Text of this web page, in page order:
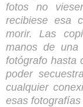
fotos no
recibiese esa
morir. Las
manos de
fotógrafo hasta
poder
cualquier
esas